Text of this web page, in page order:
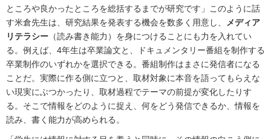
ところや良かったところを総括するまでが研究です」このように話
す米倉先生は、研究結果を発表する機会を数多く用意し、
メディア
リテラシー （読み書き能力）を身につけることにも力を入れてい
る。例えば、4年生は卒業論文と、ドキュメンタリー番組を制作する
卒業制作のいずれかを選択できる。番組制作はまさに発信者になる
ことだ。実際に作る側に立つと、取材対象に本音を語ってもらえな
い現実にぶつかったり、取材過程でテーマの前提が変化したりす
る。そこで情報をどのように捉え、何をどう発信できるか、情報を
読み、書く能力が高められる。